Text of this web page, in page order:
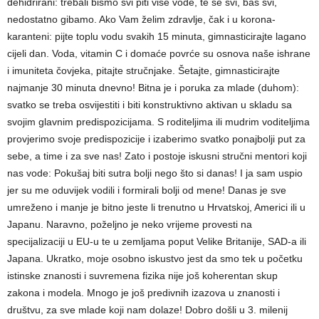
dehidrirani: trebali bismo svi piti više vode, te se svi, baš svi,
nedostatno gibamo. Ako Vam želim zdravlje, čak i u korona-
karanteni: pijte toplu vodu svakih 15 minuta, gimnasticirajte lagano
cijeli dan. Voda, vitamin C i domaće povrće su osnova naše ishrane
i imuniteta čovjeka, pitajte stručnjake. Šetajte, gimnasticirajte
najmanje 30 minuta dnevno! Bitna je i poruka za mlade (duhom):
svatko se treba osvijestiti i biti konstruktivno aktivan u skladu sa
svojim glavnim predispozicijama. S roditeljima ili mudrim voditeljima
provjerimo svoje predispozicije i izaberimo svatko ponajbolji put za
sebe, a time i za sve nas! Zato i postoje iskusni stručni mentori koji
nas vode: Pokušaj biti sutra bolji nego što si danas! I ja sam uspio
jer su me oduvijek vodili i formirali bolji od mene! Danas je sve
umreženo i manje je bitno jeste li trenutno u Hrvatskoj, Americi ili u
Japanu. Naravno, poželjno je neko vrijeme provesti na
specijalizaciji u EU-u te u zemljama poput Velike Britanije, SAD-a ili
Japana. Ukratko, moje osobno iskustvo jest da smo tek u početku
istinske znanosti i suvremena fizika nije još koherentan skup
zakona i modela. Mnogo je još predivnih izazova u znanosti i
društvu, za sve mlade koji nam dolaze! Dobro došli u 3. milenij